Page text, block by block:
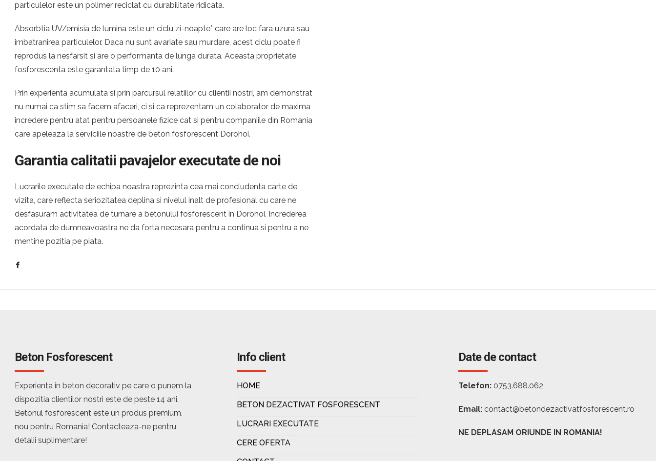
particulelor este un polimer reciclat cu durabilitate ridicata.
Absorbtia UV/emisia de lumina este un ciclu zi-noapte* care are loc fara uzura sau
imbatranirea particulelor. Daca nu sunt avariate sau murdare, acest ciclu poate fi
reprodus la nesfarsit si are o performanta de lunga durata. Aceasta proprietate
fosforescenta este garantata timp de 10 ani.
Prin experienta acumulata si prin parcursul relatiilor cu clientii nostri, am demonstrat
nu numai ca stim sa facem afaceri, ci si ca reprezentam un colaborator de maxima
incredere pentru atat pentru persoanele fizice cat si pentru companiile din Romania
care apeleaza la serviciile noastre de beton fosforescent Dorohoi.
Garantia calitatii pavajelor executate de noi
Lucrarile executate de echipa noastra reprezinta cea mai concludenta carte de
vizita, care reflecta seriozitatea deplina si nivelul inalt de profesional cu care ne
desfasuram activitatea de turnare a betonului fosforescent in Dorohoi. Increderea
acordata de dumneavoastra ne da forta necesara pentru a continua si pentru a ne
mentine pozitia pe piata.
Beton Fosforescent
Experienta in beton decorativ pe care o punem la
dispozitia clientilor nostri este de peste 14 ani.
Betonul fosforescent este un produs premium,
nou pentru Romania! Contacteaza-ne pentru
detalii suplimentare!
Info client
HOME
BETON DEZACTIVAT FOSFORESCENT
LUCRARI EXECUTATE
CERE OFERTA
Date de contact
Telefon: 0753.688.062
Email: contact@betondezactivatfosforescent.ro
NE DEPLASAM ORIUNDE IN ROMANIA!